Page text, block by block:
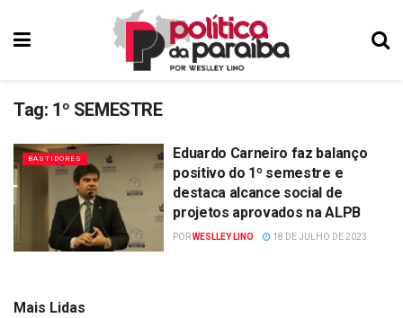
Tag: 1º SEMESTRE
BASTIDORES
Eduardo Carneiro faz balanço
positivo do 1º semestre e
destaca alcance social de
projetos aprovados na ALPB
PORWESLLEY LINO 18 DE JULHO DE 2023
Mais Lidas